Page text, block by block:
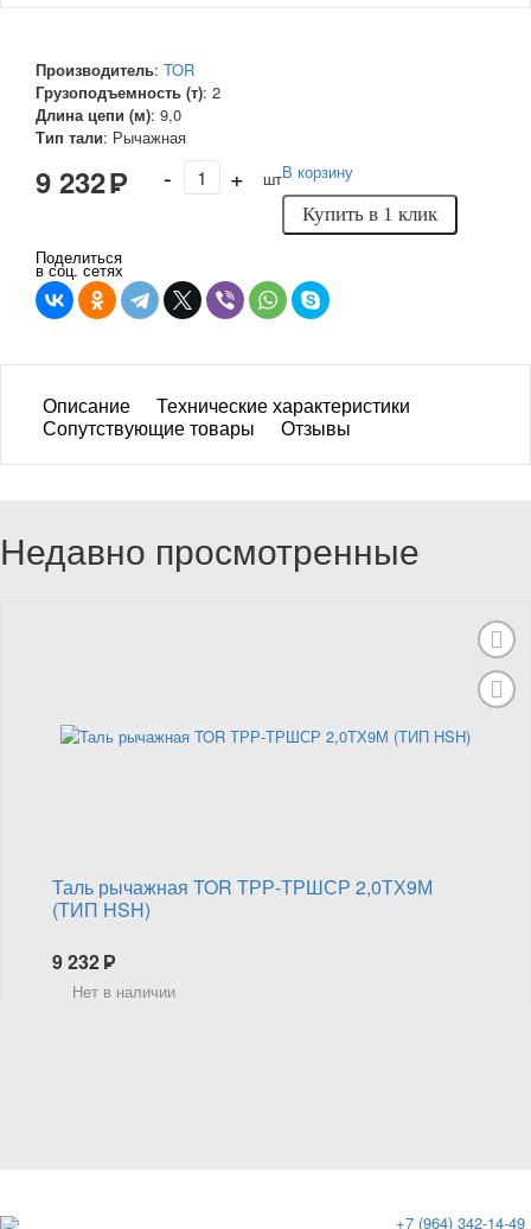
Производитель: TOR
Грузоподъемность (т): 2
Длина цепи (м): 9,0
Тип тали: Рычажная
9 232Р - + штВ корзину
Купить в 1 клик
Поделиться
в соц. сетях
Описание
Технические характеристики
Сопутствующие товары
Отзывы
Недавно просмотренные
Таль рычажная TOR ТРР-ТРШСР 2,0ТХ9М
(ТИП HSH)
9 232Р
Нет в наличии
+7 (964) 342-14-49